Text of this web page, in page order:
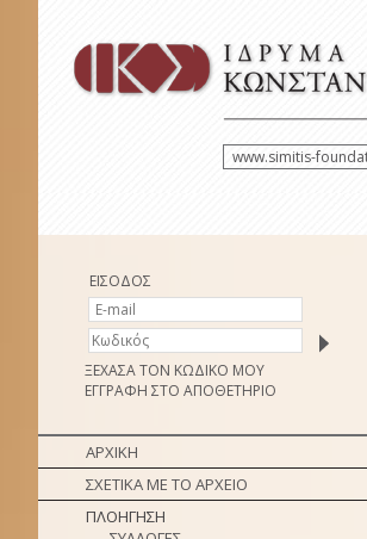
www.simitis-
ΕΙΣΟΔΟΣ
ΞΕΧΑΣΑ ΤΟΝ ΚΩΔΙΚΟ ΜΟΥ
ΕΓΓΡΑΦΗ ΣΤΟ ΑΠΟΘΕΤΗΡΙΟ
ΑΡΧΙΚΗ
ΣΧΕΤΙΚΑ ΜΕ ΤΟ ΑΡΧΕΙΟ
ΠΛΟΗΓΗΣΗ